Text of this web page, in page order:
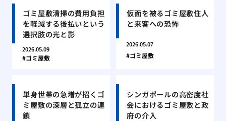
ゴミ屋敷清掃の費用負担
を軽減する後払いという
選択肢の光と影
2026.05.09
ゴミ屋敷
仮面を被るゴミ屋敷住人
と来客への恐怖
2026.05.07
ゴミ屋敷
単身世帯の急増が招くゴ
ミ屋敷の深層と孤立の連
鎖
シンガポールの高密度社
会におけるゴミ屋敷と政
府の介入